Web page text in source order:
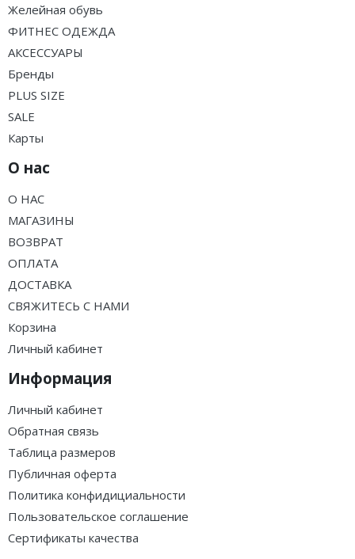
Желейная обувь
ФИТНЕС ОДЕЖДА
АКСЕССУАРЫ
Бренды
PLUS SIZE
SALE
Карты
О нас
О НАС
МАГАЗИНЫ
ВОЗВРАТ
ОПЛАТА
ДОСТАВКА
СВЯЖИТЕСЬ С НАМИ
Корзина
Личный кабинет
Информация
Личный кабинет
Обратная связь
Таблица размеров
Публичная оферта
Политика конфидициальности
Пользовательское соглашение
Сертификаты качества